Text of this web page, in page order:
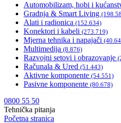
Automobilizam, hobi i
Gradnja & Smart Living
Alati i radionica (152.634)
Konektori i kabeli (273.719)
Mjerna tehnika i napajači
Multimedija (8.876)
Razvojni setovi i obrazovanje
Računala & Ured (51.443)
Aktivne komponente (54.551)
Pasivne komponente (80.678)
0800 55 50
Tehnička pitanja
Početna stranica